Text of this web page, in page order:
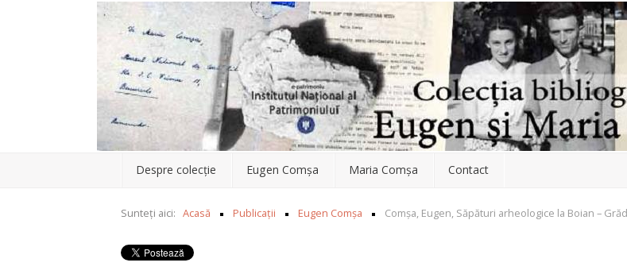
Despre colecție Eugen Comşa Maria Comşa Contact
Sunteți aici: Acasă Publicații Eugen Comșa Comșa, Eugen, Săpături arheologice la Boian –